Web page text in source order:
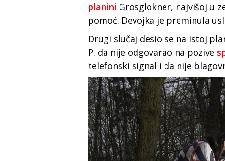
planini Grosglokner, najvišoj u
pomoć. Devojka je preminula
Drugi slučaj desio se na istoj
P. da nije odgovarao na pozive
telefonski signal i da nije